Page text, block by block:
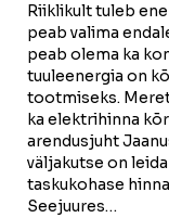
Riiklikult tuleb
peab valima
peab olema ka
tuuleenergia on
tootmiseks.
ka elektrihinna
arendusjuht
väljakutse on
taskukohase
Seejuures…